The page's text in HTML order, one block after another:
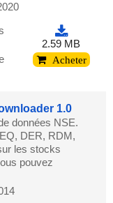
2.59 MB
Acheter
1.0
données NSE.
DER, RDM,
les stocks
pouvez